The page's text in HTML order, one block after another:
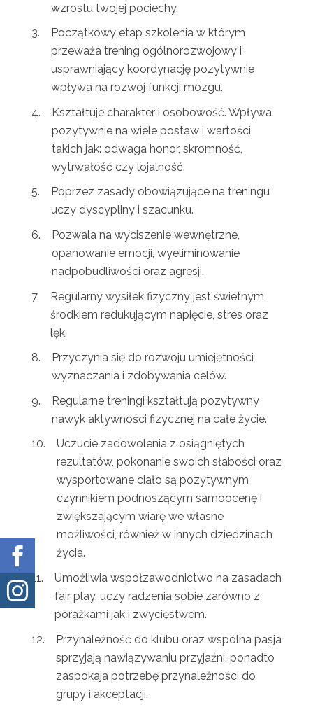


wzrostu twojej pociechy.
Początkowy etap szkolenia w którym
przeważa trening ogólnorozwojowy i
usprawniający koordynację pozytywnie
wpływa na rozwój funkcji mózgu.
Kształtuje charakter i osobowość. Wpływa
pozytywnie na wiele postaw i wartości
takich jak: odwaga honor, skromność,
wytrwałość czy lojalność.
Poprzez zasady obowiązujące na treningu
uczy dyscypliny i szacunku.
Pozwala na wyciszenie wewnętrzne,
opanowanie emocji, wyeliminowanie
nadpobudliwości oraz agresji.
Regularny wysiłek fizyczny jest świetnym
środkiem redukującym napięcie, stres oraz
lęk.
Przyczynia się do rozwoju umiejętności
wyznaczania i zdobywania celów.
Regularne treningi kształtują pozytywny
nawyk aktywności fizycznej na całe życie.
Uczucie zadowolenia z osiągniętych
rezultatów, pokonanie swoich słabości oraz
wysportowane ciało są pozytywnym
czynnikiem podnoszącym samoocenę i
zwiększającym wiarę we własne
możliwości, również w innych dziedzinach
życia.
Umożliwia współzawodnictwo na zasadach
fair play, uczy radzenia sobie zarówno z
porażkami jak i zwycięstwem.
Przynależność do klubu oraz wspólna pasja
sprzyjają nawiązywaniu przyjaźni, ponadto
zaspokaja potrzebę przynależności do
grupy i akceptacji.